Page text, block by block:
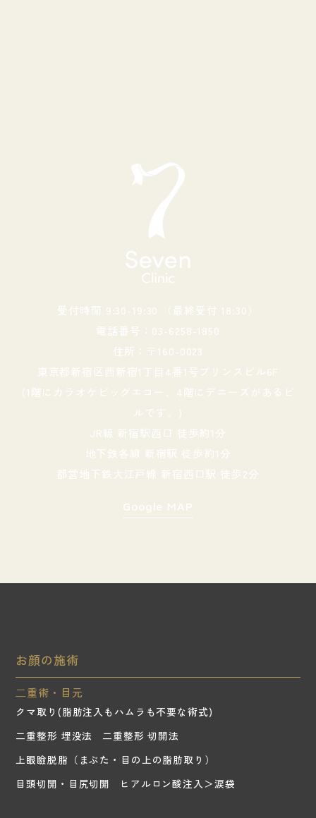
受付時間 9:30-19:30 （最終受付 18:30）
電話番号：03-6258-1850
住所：〒160-0023
東京都新宿区⻄新宿1丁⽬4番1号プリンスビル6F
(1階にカラオケビッグエコー、4階にデニーズがあるビ
ルです。)
JR線 新宿駅西口 徒歩約1分
地下鉄各線 新宿駅 徒歩約1分
都営地下鉄大江戸線 新宿西口駅 徒歩2分
Google MAP
お顔の施術
⼆重術・目元
クマ取り(脂肪注入もハムラも不要な術式)
二重整形 埋没法
二重整形 切開法
上眼瞼脱脂（まぶた・目の上の脂肪取り）
目頭切開・目尻切開
ヒアルロン酸注入＞涙袋